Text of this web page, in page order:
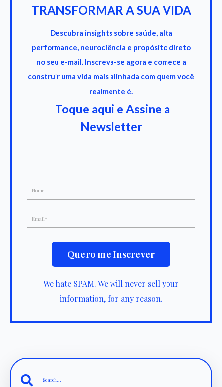
TRANSFORMAR A SUA VIDA
Descubra insights sobre saúde, alta
performance, neurociência e propósito direto
no seu e-mail. Inscreva-se agora e comece a
construir uma vida mais alinhada com quem você
realmente é.
Toque aqui e Assine a
Newsletter
We hate SPAM. We will never sell your
information, for any reason.